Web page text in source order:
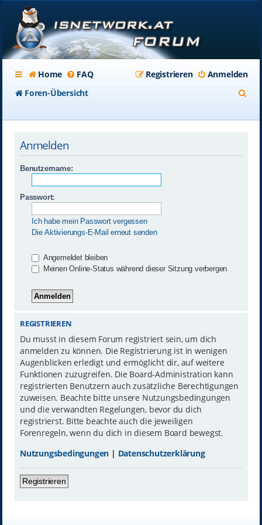
Home FAQ Anmelden
Registrieren
Foren-Übersicht
Anmelden
Benutzername:
Passwort:
Ich habe mein Passwort vergessen
Die Aktivierungs-E-Mail erneut senden
Angemeldet bleiben
Meinen Online-Status während dieser Sitzung verbergen
REGISTRIEREN
Du musst in diesem Forum registriert sein, um dich
anmelden zu können. Die Registrierung ist in wenigen
Augenblicken erledigt und ermöglicht dir, auf weitere
Funktionen zuzugreifen. Die Board-Administration kann
registrierten Benutzern auch zusätzliche Berechtigungen
zuweisen. Beachte bitte unsere Nutzungsbedingungen
und die verwandten Regelungen, bevor du dich
registrierst. Bitte beachte auch die jeweiligen
Forenregeln, wenn du dich in diesem Board bewegst.
Nutzungsbedingungen | Datenschutzerklärung
Registrieren